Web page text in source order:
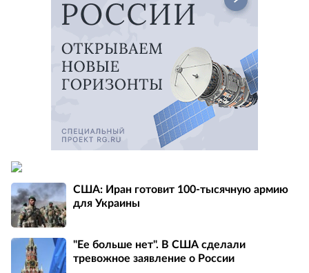
США: Иран готовит 100-тысячную армию
для Украины
"Ее больше нет". В США сделали
тревожное заявление о России